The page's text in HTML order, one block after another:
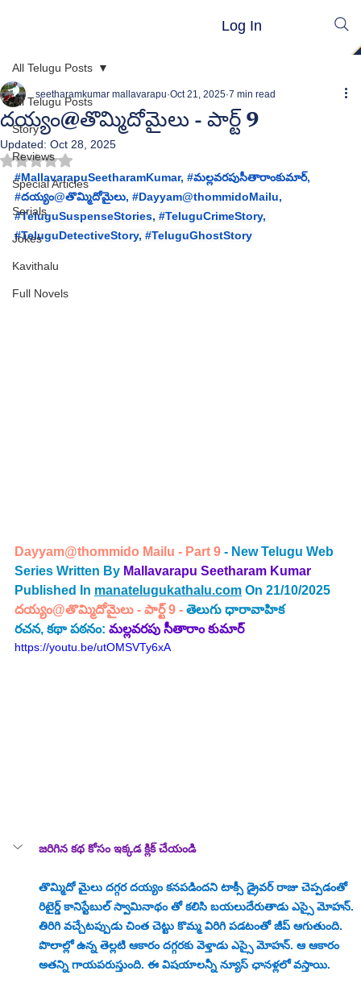
Log In
All Telugu Posts
Story
Reviews
Special Articles
Serials
Jokes
Kavithalu
Full Novels
All Telugu Posts
దయ్యం@తొమ్మిదోమైలు - పార్ట్ 9
seetharamkumar mallavarapu Oct 21, 2025 7 min read
Updated: Oct 28, 2025
Rated NaN out of 5 stars.
#MallavarapuSeetharamKumar, #మల్లవరపుసీతారాంకుమార్,
#దయ్యం@తొమ్మిదోమైలు, #Dayyam@thommidoMailu,
#TeluguSuspenseStories, #TeluguCrimeStory,
#TeluguDetectiveStory, #TeluguGhostStory
Dayyam@thommido Mailu - Part 9 - New Telugu Web
Series Written By Mallavarapu Seetharam Kumar
Published In manatelugukathalu.com On 21/10/2025
దయ్యం@తొమ్మిదోమైలు - పార్ట్ 9 - తెలుగు ధారావాహిక
రచన, కథా పఠనం: మల్లవరపు సీతారాం కుమార్
https://youtu.be/utOMSVTy6xA
జరిగిన కథ కోసం ఇక్కడ క్లిక్ చేయండి
తొమ్మిదో మైలు దగ్గర దయ్యం కనపడిందని టాక్సీ డ్రైవర్ రాజు చెప్పడంతో
రిటైర్డ్ కానిస్టేబుల్ స్వామినాథం తో కలిసి బయలుదేరుతాడు ఎస్సై మోహన్.
తిరిగి వచ్చేటప్పుడు చింత చెట్టు కొమ్మ విరిగి పడటంతో జీప్ ఆగుతుంది.
పొలాల్లో ఉన్న తెల్లటి ఆకారం దగ్గరకు వెళ్తాడు ఎస్సై మోహన్. ఆ ఆకారం
అతన్ని గాయపరుస్తుంది. ఈ విషయాలన్నీ న్యూస్ ఛానళ్లలో వస్తాయి.